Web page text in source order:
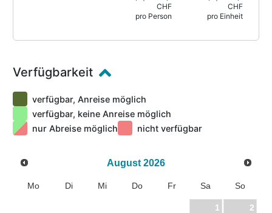
CHF
pro Person
CHF
pro Einheit
Verfügbarkeit
verfügbar, Anreise möglich
verfügbar, keine Anreise möglich
nur Abreise möglich
nicht verfügbar
August 2026
Mo Di Mi Do Fr Sa So
1
2